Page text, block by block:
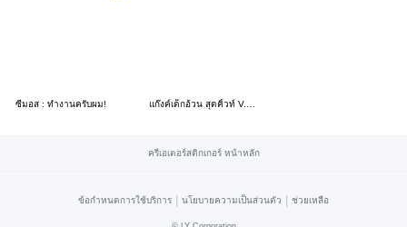
ซีมอส : ทำงานครับผม!
ครีเอเตอร์สติกเกอร์ หน้าหลัก
ข้อกำหนดการใช้บริการ | นโยบายความเป็นส่วนตัว | ช่วยเหลือ